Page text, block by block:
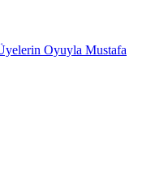
Oyuyla Mustafa